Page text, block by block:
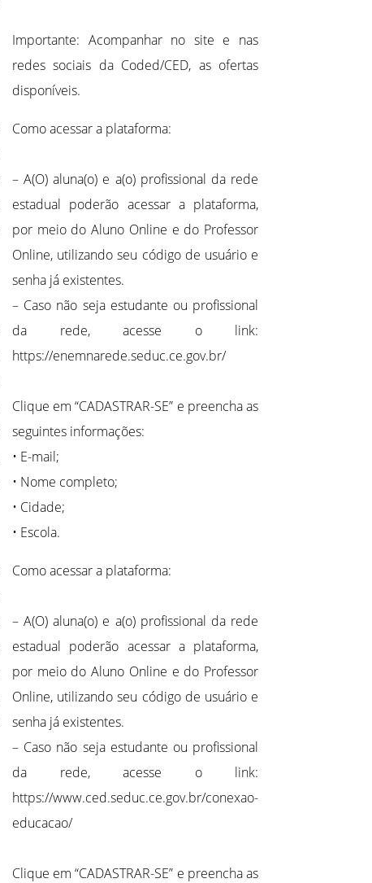
Importante: Acompanhar no site e nas
redes sociais da Coded/CED, as ofertas
disponíveis.
Como acessar a plataforma:
– A(O) aluna(o) e a(o) profissional da rede
estadual poderão acessar a plataforma,
por meio do Aluno Online e do Professor
Online, utilizando seu código de usuário e
senha já existentes.
– Caso não seja estudante ou profissional
da rede, acesse o link:
https://enemnarede.seduc.ce.gov.br/
Clique em “CADASTRAR-SE” e preencha as
seguintes informações:
• E-mail;
• Nome completo;
• Cidade;
• Escola.
Como acessar a plataforma:
– A(O) aluna(o) e a(o) profissional da rede
estadual poderão acessar a plataforma,
por meio do Aluno Online e do Professor
Online, utilizando seu código de usuário e
senha já existentes.
– Caso não seja estudante ou profissional
da rede, acesse o link:
https://www.ced.seduc.ce.gov.br/conexao-
educacao/
Clique em “CADASTRAR-SE” e preencha as